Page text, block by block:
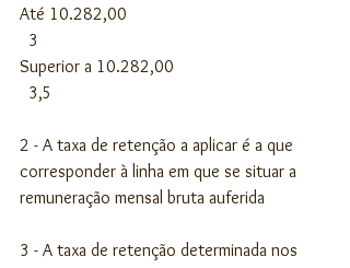
Até 10.282,00
  3
Superior a 10.282,00
  3,5
2 - A taxa de retenção a aplicar é a que
corresponder à linha em que se situar a
remuneração mensal bruta auferida
3 - A taxa de retenção determinada nos